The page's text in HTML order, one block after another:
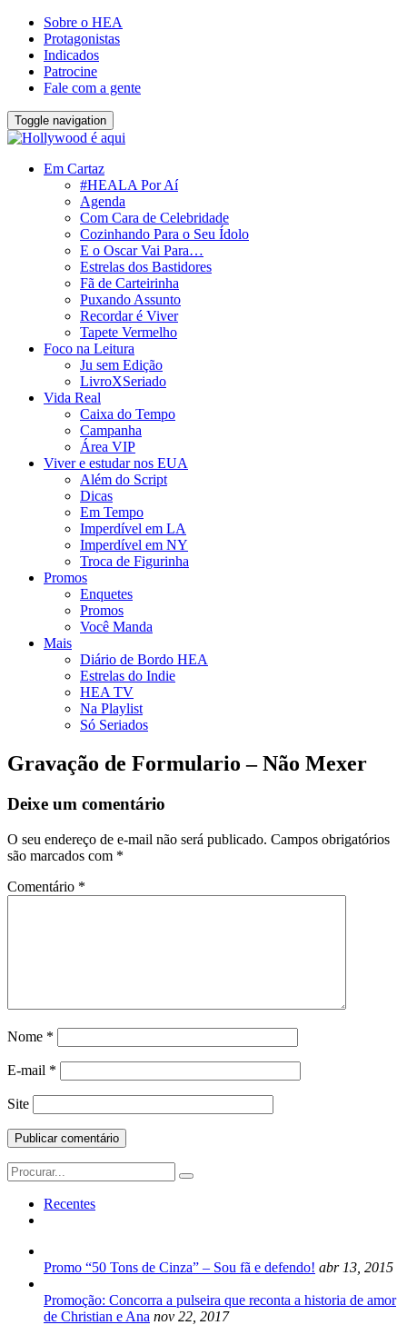
Sobre o HEA
Protagonistas
Indicados
Patrocine
Fale com a gente
Toggle navigation
Em Cartaz
#HEALA Por Aí
Agenda
Com Cara de Celebridade
Cozinhando Para o Seu Ídolo
E o Oscar Vai Para…
Estrelas dos Bastidores
Fã de Carteirinha
Puxando Assunto
Recordar é Viver
Tapete Vermelho
Foco na Leitura
Ju sem Edição
LivroXSeriado
Vida Real
Caixa do Tempo
Campanha
Área VIP
Viver e estudar nos EUA
Além do Script
Dicas
Em Tempo
Imperdível em LA
Imperdível em NY
Troca de Figurinha
Promos
Enquetes
Promos
Você Manda
Mais
Diário de Bordo HEA
Estrelas do Indie
HEA TV
Na Playlist
Só Seriados
Gravação de Formulario – Não Mexer
Deixe um comentário
O seu endereço de e-mail não será publicado. Campos obrigatórios
são marcados com *
Comentário *
Nome *
E-mail *
Site
Search
for:
Recentes
Promo “50 Tons de Cinza” – Sou fã e defendo! abr 13, 2015
Promoção: Concorra a pulseira que reconta a historia de amor
de Christian e Ana nov 22, 2017